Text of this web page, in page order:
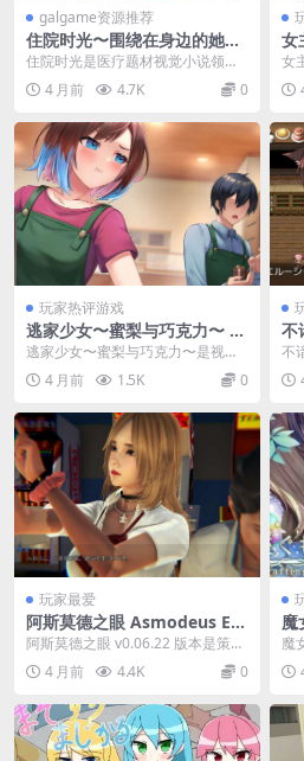
galgame资源推荐
住院时光〜围绕在身边的她们
〜 Inpatient Days PC版 治愈
系医疗叙事ADV 官方中文版 v
1.0 800M
住院时光是医疗题材视觉小说领域
的绝对巅峰之作。这部800M容量的
叙事巨制以顶级的...
4 月前 4.7K 0
女
o:
女
校
玩家热评游戏
逃家少女〜蜜梨与巧克力〜 R
unaway Girl ~Mitsuri and C
hocolate~ PC版 纯爱叙事SL
G 官方中文动态版 950M
逃家少女〜蜜梨与巧克力〜是视觉
小说与策略模拟完美融合的绝对巅
峰之作。这部950M...
4 月前 1.5K 0
不
ve
整
不
扮
5G
玩家最爱
阿斯莫德之眼 Asmodeus Ey
e PC/安卓双端 SLG策略叙事
巨制 v0.06.22 终极优化版
阿斯莫德之眼 v0.06.22 版本是策略
模拟游戏领域的绝对巅峰之作。这
部巨制以...
4 月前 4.4K 0
魔
g
G
魔
量
大